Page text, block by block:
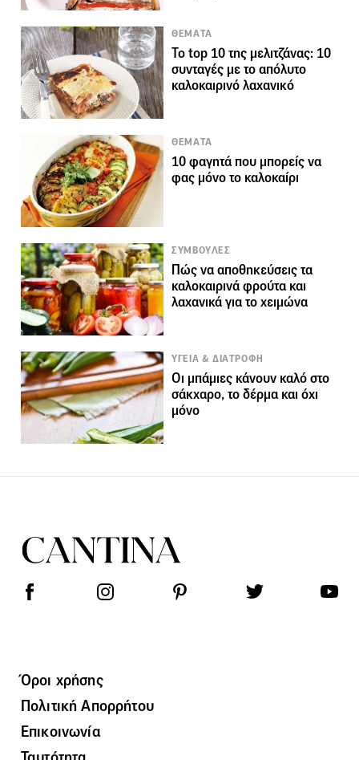
ΘΕΜΑΤΑ
Το top 10 της μελιτζάνας: 10
συνταγές με το απόλυτο
καλοκαιρινό λαχανικό
ΘΕΜΑΤΑ
10 φαγητά που μπορείς να
φας μόνο το καλοκαίρι
ΣΥΜΒΟΥΛΕΣ
Πώς να αποθηκεύσεις τα
καλοκαιρινά φρούτα και
λαχανικά για το χειμώνα
ΥΓΕΙΑ & ΔΙΑΤΡΟΦΗ
Οι μπάμιες κάνουν καλό στο
σάκχαρο, το δέρμα και όχι
μόνο
Όροι χρήσης
Πολιτική Απορρήτου
Επικοινωνία